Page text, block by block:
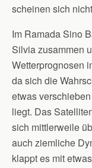
scheinen sich
Im Ramada Sino
Silvia zusammen
Wetterprognosen
da sich die
etwas
liegt. Das
sich mittlerweile
auch ziemliche
klappt es mit